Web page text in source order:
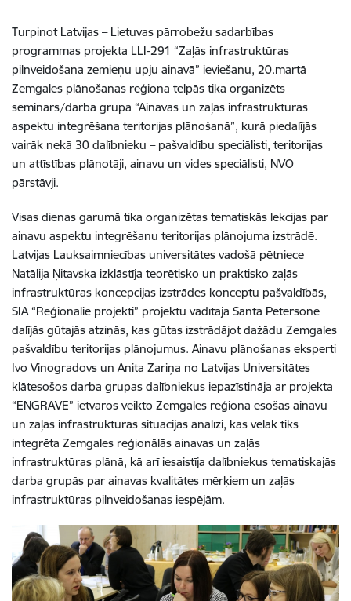
Turpinot Latvijas – Lietuvas pārrobežu sadarbības
programmas projekta LLI-291 “Zaļās infrastruktūras
pilnveidošana zemieņu upju ainavā” ieviešanu, 20.martā
Zemgales plānošanas reģiona telpās tika organizēts
seminārs/darba grupa “Ainavas un zaļās infrastruktūras
aspektu integrēšana teritorijas plānošanā”, kurā piedalījās
vairāk nekā 30 dalībnieku – pašvaldību speciālisti, teritorijas
un attīstības plānotāji, ainavu un vides speciālisti, NVO
pārstāvji.
Visas dienas garumā tika organizētas tematiskās lekcijas par
ainavu aspektu integrēšanu teritorijas plānojuma izstrādē.
Latvijas Lauksaimniecības universitātes vadošā pētniece
Natālija Ņitavska izklāstīja teorētisko un praktisko zaļās
infrastruktūras koncepcijas izstrādes konceptu pašvaldībās,
SIA “Reģionālie projekti” projektu vadītāja Santa Pētersone
dalījās gūtajās atziņās, kas gūtas izstrādājot dažādu Zemgales
pašvaldību teritorijas plānojumus. Ainavu plānošanas eksperti
Ivo Vinogradovs un Anita Zariņa no Latvijas Universitātes
klātesošos darba grupas dalībniekus iepazīstināja ar projekta
“ENGRAVE” ietvaros veikto Zemgales reģiona esošās ainavu
un zaļās infrastruktūras situācijas analīzi, kas vēlāk tiks
integrēta Zemgales reģionālās ainavas un zaļās
infrastruktūras plānā, kā arī iesaistīja dalībniekus tematiskajās
darba grupās par ainavas kvalitātes mērķiem un zaļās
infrastruktūras pilnveidošanas iespējām.